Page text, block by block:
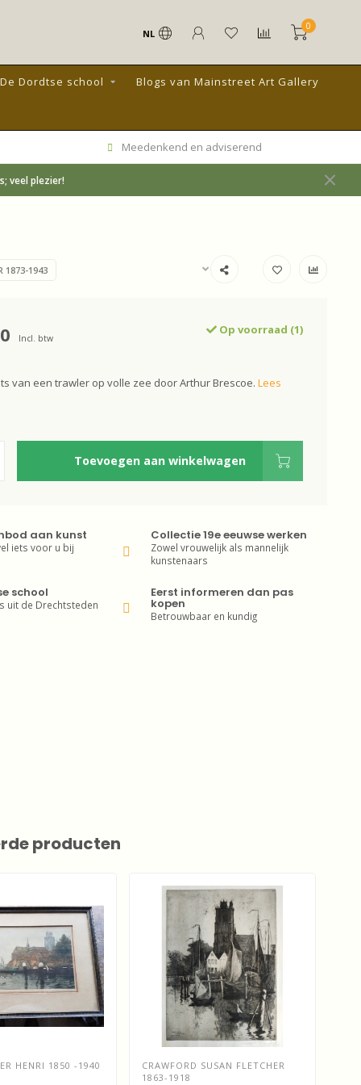
NL
0
De Dordtse school Blogs van Mainstreet Art Gallery
Meedenkend en adviserend
veel plezier!
1873-1943
Incl. btw
Op voorraad (1)
van een trawler op volle zee door Arthur Brescoe. Lees
Toevoegen aan winkelwagen
aan kunst
iets voor u bij
Collectie 19e eeuwse werken
Zowel vrouwelijk als mannelijk
kunstenaars
school
uit de Drechtsteden
Eerst informeren dan pas
kopen
Betrouwbaar en kundig
producten
HENRI 1850 -1940
CRAWFORD SUSAN FLETCHER
1863-1918